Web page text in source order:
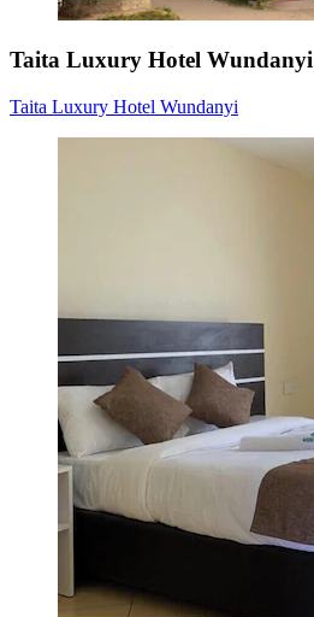
Taita Luxury Hotel Wundanyi
Taita Luxury Hotel Wundanyi